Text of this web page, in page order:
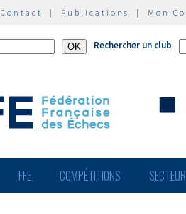
Contact | Publications | Mon
Rechercher un club
FFE COMPÉTITIONS